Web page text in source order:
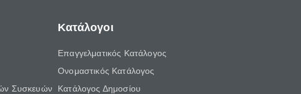
Συσκευών
Κατάλογοι
Επαγγελματικός Κατάλογος
Ονομαστικός Κατάλογος
Κατάλογος Δημοσίου